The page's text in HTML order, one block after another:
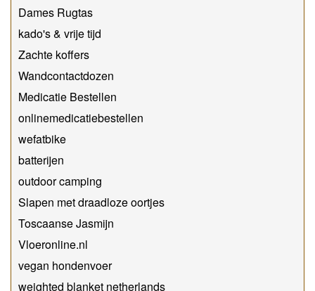
Dames Rugtas
kado's & vrije tijd
Zachte koffers
Wandcontactdozen
Medicatie Bestellen
onlinemedicatiebestellen
wefatbike
batterijen
outdoor camping
Slapen met draadloze oortjes
Toscaanse Jasmijn
Vloeronline.nl
vegan hondenvoer
weighted blanket netherlands